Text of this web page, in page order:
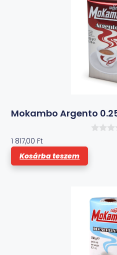
Mokambo Argento
1 817,00 Ft
Kosárba teszem